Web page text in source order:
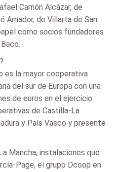
Carrión Alcázar, de
Amador, de Villarta de San
como socios fundadores
es la mayor cooperativa
del sur de Europa con una
de euros en el ejercicio
de Castilla-La
y País Vasco y presente
Mancha, instalaciones que
Page, el grupo Dcoop en